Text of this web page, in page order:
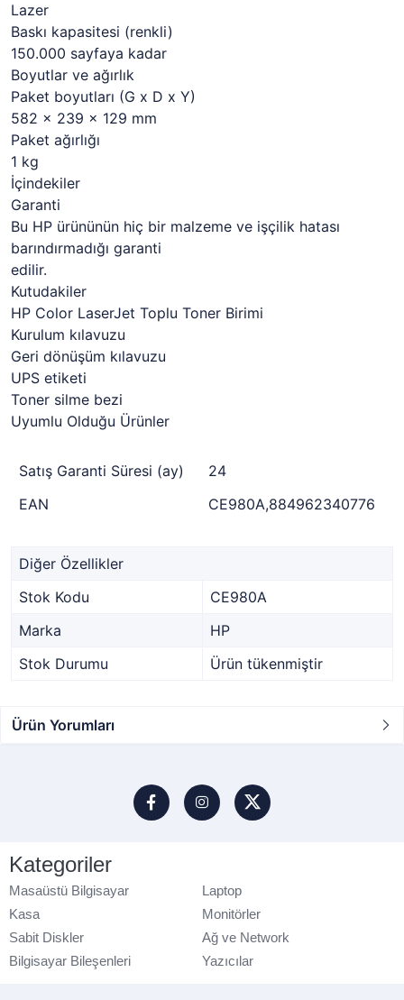
Lazer
Baskı kapasitesi (renkli)
150.000 sayfaya kadar
Boyutlar ve ağırlık
Paket boyutları (G x D x Y)
582 x 239 x 129 mm
Paket ağırlığı
1 kg
İçindekiler
Garanti
Bu HP ürününün hiç bir malzeme ve işçilik hatası
barındırmadığı garanti
edilir.
Kutudakiler
HP Color LaserJet Toplu Toner Birimi
Kurulum kılavuzu
Geri dönüşüm kılavuzu
UPS etiketi
Toner silme bezi
Uyumlu Olduğu Ürünler
Satış Garanti Süresi (ay)
24
EAN
CE980A,884962340776
Diğer Özellikler
Stok Kodu
CE980A
Marka
HP
Stok Durumu
Ürün tükenmiştir
Ürün Yorumları
Kategoriler
Masaüstü Bilgisayar
Laptop
Kasa
Monitörler
Sabit Diskler
Ağ ve Network
Bilgisayar Bileşenleri
Yazıcılar